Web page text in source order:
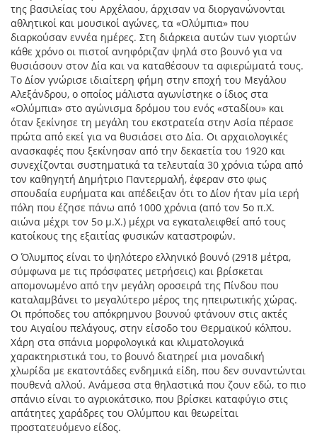
της βασιλείας του Αρχέλαου, άρχισαν να διοργανώνονται
αθλητικοί και μουσικοί αγώνες, τα «Ολύμπια» που
διαρκούσαν εννέα ημέρες. Στη διάρκεια αυτών των γιορτών
κάθε χρόνο οι πιστοί ανηφόριζαν ψηλά στο βουνό για να
θυσιάσουν στον Δία και να καταθέσουν τα αφιερώματά τους.
Το Δίον γνώρισε ιδιαίτερη φήμη στην εποχή του Μεγάλου
Αλεξάνδρου, ο οποίος μάλιστα αγωνίστηκε ο ίδιος στα
«Ολύμπια» στο αγώνισμα δρόμου του ενός «σταδίου» και
όταν ξεκίνησε τη μεγάλη του εκστρατεία στην Ασία πέρασε
πρώτα από εκεί για να θυσιάσει στο Δία. Οι αρχαιολογικές
ανασκαφές που ξεκίνησαν από την δεκαετία του 1920 και
συνεχίζονται συστηματικά τα τελευταία 30 χρόνια τώρα από
τον καθηγητή Δημήτριο Παντερμαλή, έφεραν στο φως
σπουδαία ευρήματα και απέδειξαν ότι το Δίον ήταν μία ιερή
πόλη που έζησε πάνω από 1000 χρόνια (από τον 5ο π.Χ.
αιώνα μέχρι τον 5ο μ.Χ.) μέχρι να εγκαταλειφθεί από τους
κατοίκους της εξαιτίας φυσικών καταστροφών.
Ο Όλυμπος είναι το ψηλότερο ελληνικό βουνό (2918 μέτρα,
σύμφωνα με τις πρόσφατες μετρήσεις) και βρίσκεται
απομονωμένο από την μεγάλη οροσειρά της Πίνδου που
καταλαμβάνει το μεγαλύτερο μέρος της ηπειρωτικής χώρας.
Οι πρόποδες του απόκρημνου βουνού φτάνουν στις ακτές
του Αιγαίου πελάγους, στην είσοδο του Θερμαϊκού κόλπου.
Χάρη στα σπάνια μορφολογικά και κλιματολογικά
χαρακτηριστικά του, το βουνό διατηρεί μια μοναδική
χλωρίδα με εκατοντάδες ενδημικά είδη, που δεν συναντώνται
πουθενά αλλού. Ανάμεσα στα θηλαστικά που ζουν εδώ, το πιο
σπάνιο είναι το αγριοκάτσικο, που βρίσκει καταφύγιο στις
απάτητες χαράδρες του Ολύμπου και θεωρείται
προστατευόμενο είδος.